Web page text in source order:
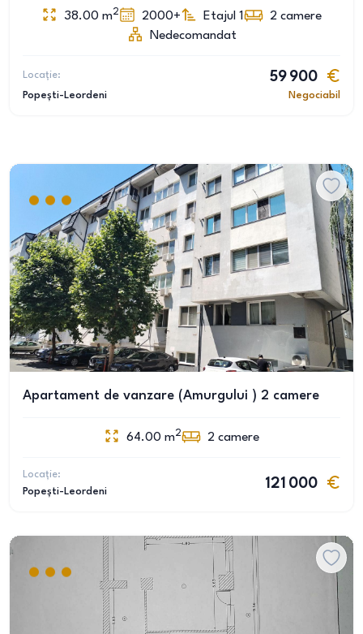
38.00 m2 2000+ Etajul 1 2 camere
Nedecomandat
Locație:
Popești-Leordeni
59 900
Negociabil
Apartament de vanzare (Amurgului ) 2 camere
64.00 m2 2 camere
Locație:
Popești-Leordeni
121 000